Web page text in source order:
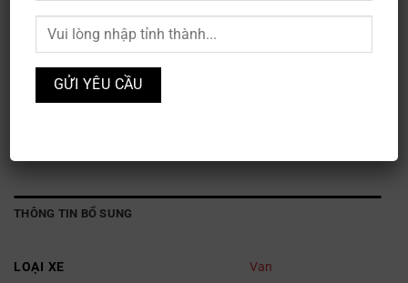
Chevrolet Express 2500
Mã sản phẩm:XE3S-120
Danh mục:Chevrolet,Ô TÔ
THÔNG TIN BỔ SUNG
LOẠI XE Van